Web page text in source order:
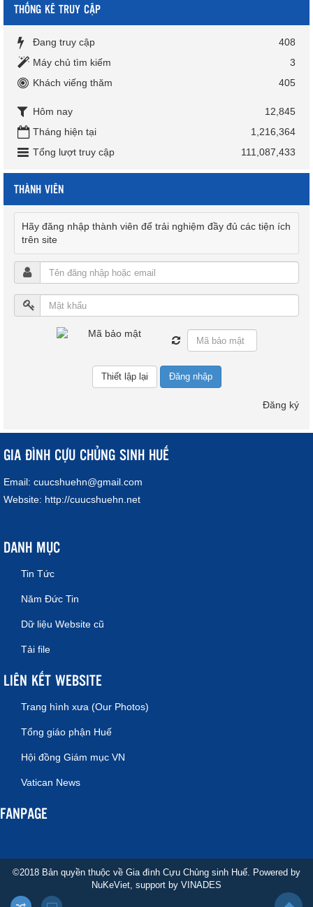
THỐNG KÊ TRUY CẬP
Đang truy cập
408
Máy chủ tìm kiếm
3
Khách viếng thăm
405
Hôm nay
12,845
Tháng hiện tại
1,216,364
Tổng lượt truy cập
111,087,433
THÀNH VIÊN
Hãy đăng nhập thành viên để trải nghiệm đầy đủ các tiện ích
trên site
Đăng nhập
Đăng ký
GIA ĐÌNH CỰU CHỦNG SINH HUẾ
Email: cuucshuehn@gmail.com
Website: http://cuucshuehn.net
DANH MỤC
Tin Tức
Năm Đức Tin
Dữ liệu Website cũ
Tải file
LIÊN KẾT WEBSITE
Trang hình xưa (Our Photos)
Tổng giáo phận Huế
Hội đồng Giám mục VN
Vatican News
FANPAGE
©2018 Bản quyền thuộc về Gia đình Cựu Chủng sinh Huế. Powered by
NuKeViet, support by VINADES